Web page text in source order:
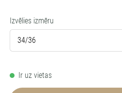
Izvēlies izmēru
Ir uz vietas